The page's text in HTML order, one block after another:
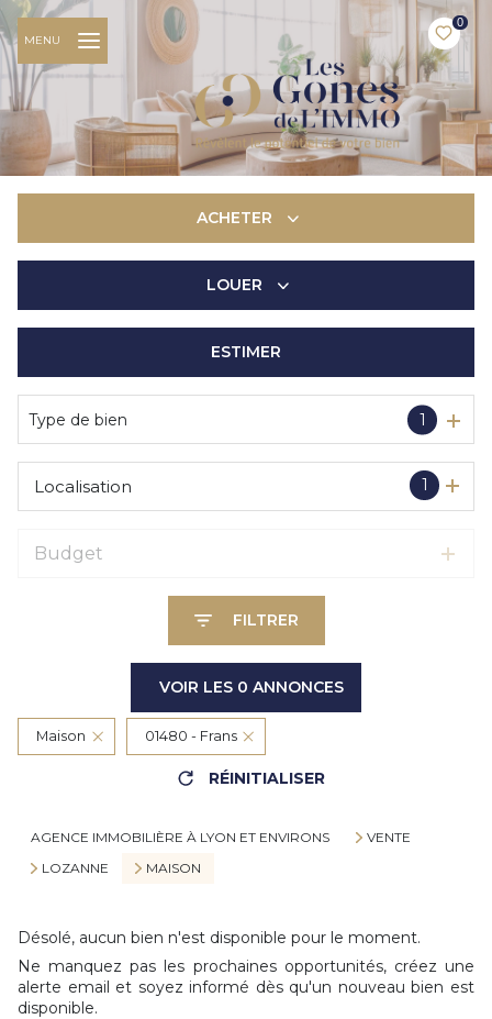
0
MENU
ACHETER
De l'immo pro
LOUER
De l'immo pro
ESTIMER
Type de bien 1
1
Localisation
Budget
FILTRER
VOIR LES 0 ANNONCES
Maison 01480 - Frans
RÉINITIALISER
AGENCE IMMOBILIÈRE À LYON ET ENVIRONS
VENTE
LOZANNE
MAISON
Désolé, aucun bien n'est disponible pour le moment.
Ne manquez pas les prochaines opportunités, créez une
alerte email et soyez informé dès qu'un nouveau bien est
disponible.